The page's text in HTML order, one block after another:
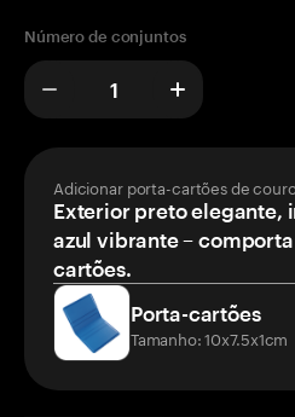
Número de conjuntos
Adicionar porta-cartões de
Exterior preto elegante,
azul vibrante –
cartões.
Porta-cartões
Tamanho: 10x7.5x1cm